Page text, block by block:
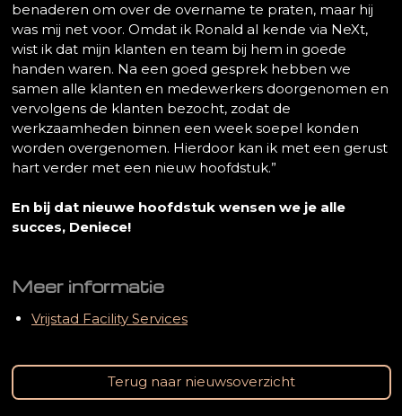
benaderen om over de overname te praten, maar hij
was mij net voor. Omdat ik Ronald al kende via NeXt,
wist ik dat mijn klanten en team bij hem in goede
handen waren. Na een goed gesprek hebben we
samen alle klanten en medewerkers doorgenomen en
vervolgens de klanten bezocht, zodat de
werkzaamheden binnen een week soepel konden
worden overgenomen. Hierdoor kan ik met een gerust
hart verder met een nieuw hoofdstuk.”
En bij dat nieuwe hoofdstuk wensen we je alle
succes, Deniece!
Meer informatie
Vrijstad Facility Services
Terug naar nieuwsoverzicht